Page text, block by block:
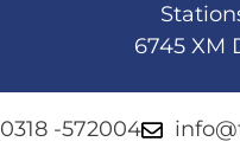
6745 XM
0318 -572004